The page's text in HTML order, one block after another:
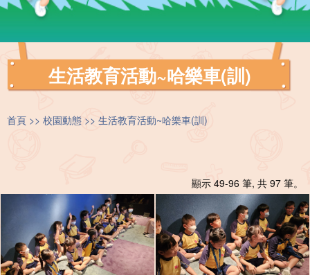
生活教育活動~哈樂車(訓)
首頁 校園動態 生活教育活動~哈樂車(訓)
顯示 49-96 筆, 共 97 筆。